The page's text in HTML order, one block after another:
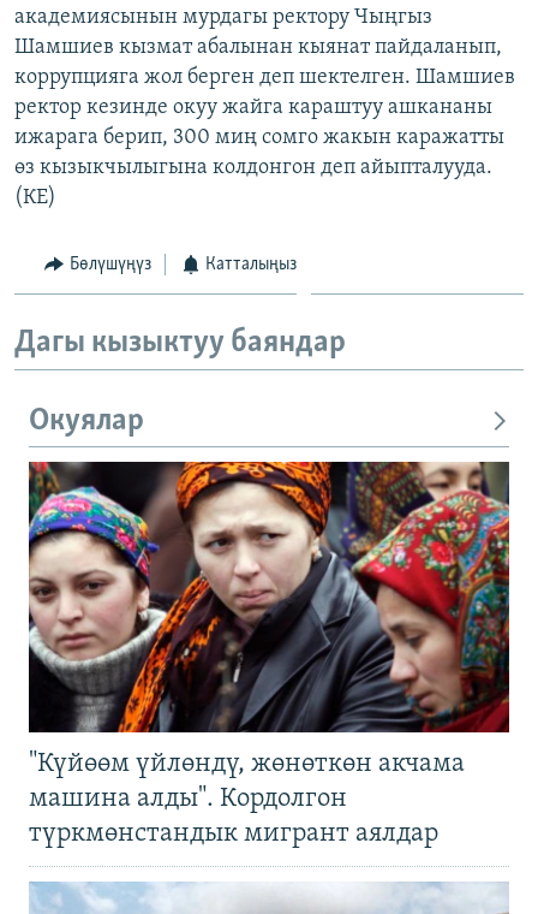
академиясынын мурдагы ректору Чыңгыз
Шамшиев кызмат абалынан кыянат пайдаланып,
коррупцияга жол берген деп шектелген. Шамшиев
ректор кезинде окуу жайга караштуу ашкананы
ижарага берип, 300 миң сомго жакын каражатты
өз кызыкчылыгына колдонгон деп айыпталууда.
(КЕ)
Бөлүшүңүз Катталыңыз
Дагы кызыктуу баяндар
Окуялар
"Күйөөм үйлөндү, жөнөткөн акчама
машина алды". Кордолгон
түркмөнстандык мигрант аялдар